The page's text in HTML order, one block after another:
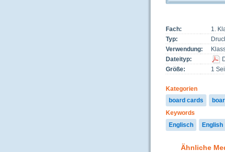
Fach:
1.
Typ:
Verwendung:
Dateityp:
Größe:
1
Kategorien
board cards
Keywords
Englisch
English
Ähnliche